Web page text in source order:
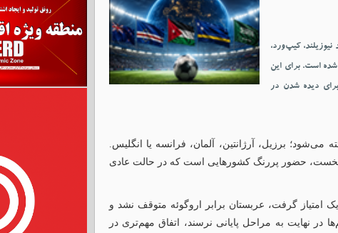
مانند نیوزیلند، کیپ‌ورد،
شده است. برای این
دیده شدن در
می‌شود؛ برزیل، آرژانتین، آلمان، فرانسه یا انگلیس.
جالب جام جهانی ۲۰۲۶ در روزهای نخست، حضور پررنگ کشورهایی است که در حالت عادی
امتیاز گرفت، عربستان برابر اروگوئه متوقف نشد و
در نهایت به مراحل پایانی نرسند، اتفاق مهم‌تری در